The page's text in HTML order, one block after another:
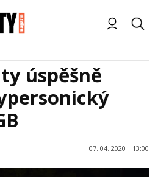
úspěšně
07. 04. 2020 13:00